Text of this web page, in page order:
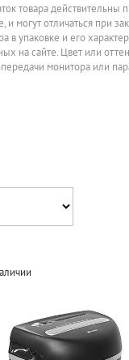
товара действительны
и могут отличаться при
в упаковке и его
на сайте. Цвет или
монитора или